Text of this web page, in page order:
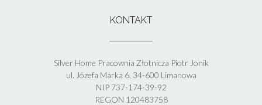
KONTAKT
Silver Home Pracownia Złotnicza Piotr Jonik
ul. Józefa Marka 6, 34-600 Limanowa
NIP 737-174-39-92
REGON 120483758